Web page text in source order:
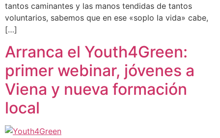
tantos caminantes y las manos tendidas de tantos
voluntarios, sabemos que en ese «soplo la vida» cabe,
[…]
Arranca el Youth4Green:
primer webinar, jóvenes a
Viena y nueva formación
local